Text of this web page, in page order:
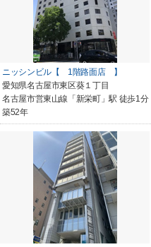
ニッシンビル【 1階路面店 】
愛知県名古屋市東区葵１丁目
名古屋市営東山線「新栄町」駅 徒歩1分
築52年